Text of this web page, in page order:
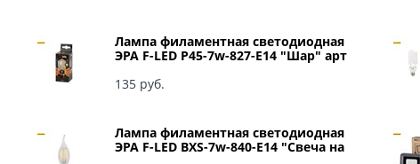
Лампа филаментная светодиодная
ЭРА F-LED P45-7w-827-E14 "Шар" арт
135 руб.
Лампа филаментная светодиодная
ЭРА F-LED BXS-7w-840-E14 "Свеча на